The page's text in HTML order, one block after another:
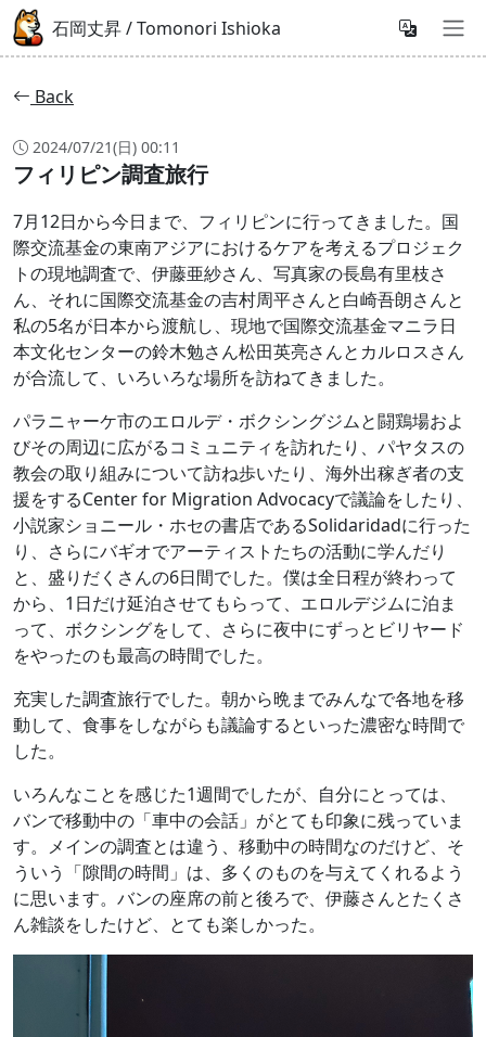
石岡丈昇 / Tomonori Ishioka
Back
2024/07/21(日) 00:11
フィリピン調査旅行
7月12日から今日まで、フィリピンに行ってきました。国
際交流基金の東南アジアにおけるケアを考えるプロジェク
トの現地調査で、伊藤亜紗さん、写真家の長島有里枝さ
ん、それに国際交流基金の吉村周平さんと白崎吾朗さんと
私の5名が日本から渡航し、現地で国際交流基金マニラ日
本文化センターの鈴木勉さん松田英亮さんとカルロスさん
が合流して、いろいろな場所を訪ねてきました。
パラニャーケ市のエロルデ・ボクシングジムと闘鶏場およ
びその周辺に広がるコミュニティを訪れたり、パヤタスの
教会の取り組みについて訪ね歩いたり、海外出稼ぎ者の支
援をするCenter for Migration Advocacyで議論をしたり、
小説家ショニール・ホセの書店であるSolidaridadに行った
り、さらにバギオでアーティストたちの活動に学んだり
と、盛りだくさんの6日間でした。僕は全日程が終わって
から、1日だけ延泊させてもらって、エロルデジムに泊ま
って、ボクシングをして、さらに夜中にずっとビリヤード
をやったのも最高の時間でした。
充実した調査旅行でした。朝から晩までみんなで各地を移
動して、食事をしながらも議論するといった濃密な時間で
した。
いろんなことを感じた1週間でしたが、自分にとっては、
バンで移動中の「車中の会話」がとても印象に残っていま
す。メインの調査とは違う、移動中の時間なのだけど、そ
ういう「隙間の時間」は、多くのものを与えてくれるよう
に思います。バンの座席の前と後ろで、伊藤さんとたくさ
ん雑談をしたけど、とても楽しかった。